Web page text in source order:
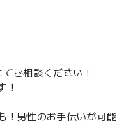
ご相談ください！
！
！男性のお手伝いが可能